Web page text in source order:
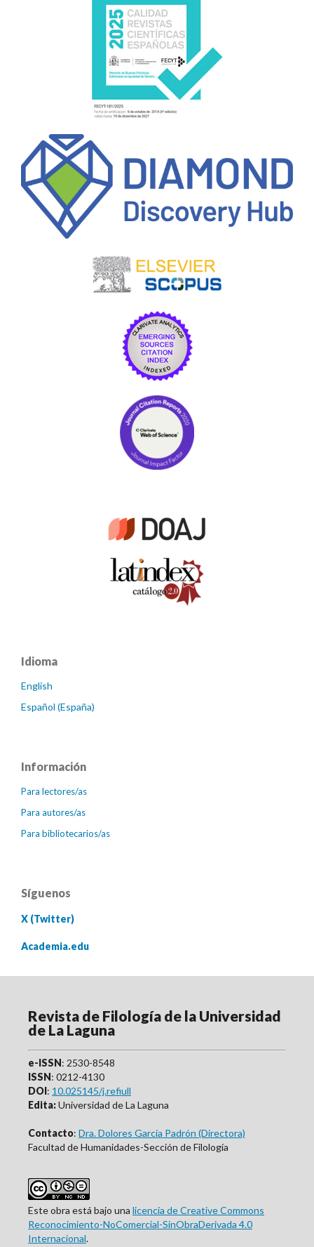
Idioma
English
Español (España)
Información
Para lectores/as
Para autores/as
Para bibliotecarios/as
Síguenos
X (Twitter)
Academia.edu
Revista de Filología de la Universidad
de La Laguna
e-ISSN: 2530-8548
ISSN: 0212-4130
DOI: 10.025145/j.refiull
Edita:Universidad de La Laguna
Contacto: Dra. Dolores García Padrón (Directora)
Facultad de Humanidades-Sección de Filología
Este obra está bajo una licencia de Creative Commons
Reconocimiento-NoComercial-SinObraDerivada 4.0
Internacional.